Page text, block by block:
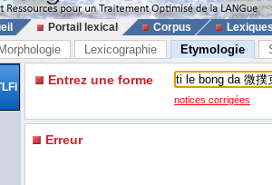
Portail lexical Corpus
Morphologie Lexicographie Etymologie
Entrez une forme
notices corrigées
Erreur